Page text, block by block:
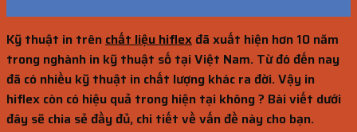
Kỹ thuật in trênchất liệu hiflexđã xuất hiện hơn 10 năm
trong nghành in kỹ thuật số tại Việt Nam. Từ đó đến nay
đã có nhiều kỹ thuật in chất lượng khác ra đời. Vậy in
hiflex còn có hiệu quả trong hiện tại không ? Bài viết dưới
đây sẽ chia sẻ đầy đủ, chi tiết về vấn đề này cho bạn.